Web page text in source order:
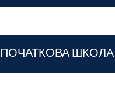
ПОЧАТКОВА ШКОЛА